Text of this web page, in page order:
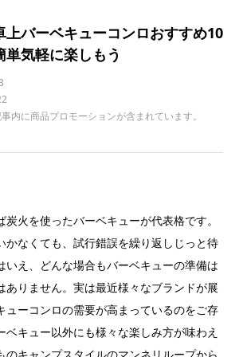
上バーベキューコンロおすすめ10
気軽に楽しもう
内に商品プロモーションが含まれています。
火を使ったバーベキューが代表格です。
かなくても、試行錯誤を繰り返しじっと待
いえ、どんな場合もバーベキューの準備は
ありません。実は最近様々なブランドが展
ューコンロの需要が高まっているのをご存
ベキュー以外にも様々な楽しみ方が味わえ